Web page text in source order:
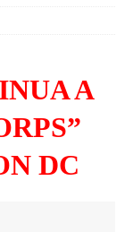
A
DC